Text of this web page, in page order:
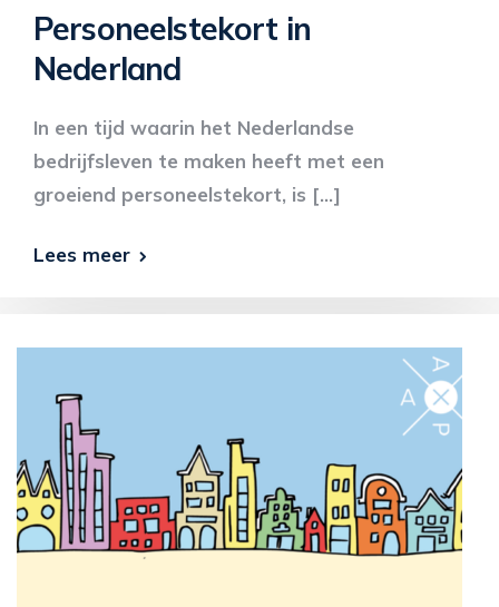
Personeelstekort in
Nederland
In een tijd waarin het Nederlandse
bedrijfsleven te maken heeft met een
groeiend personeelstekort, is […]
Lees meer